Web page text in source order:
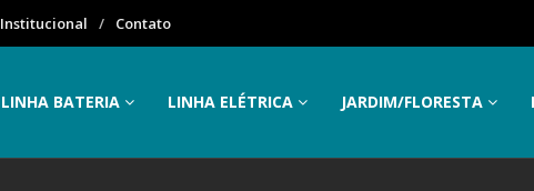
Institucional Contato
LINHA BATERIA LINHA ELÉTRICA JARDIM/FLORESTA